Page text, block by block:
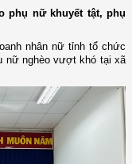
phụ nữ khuyết tật, phụ
nhân nữ tỉnh tổ chức
nữ nghèo vượt khó tại xã